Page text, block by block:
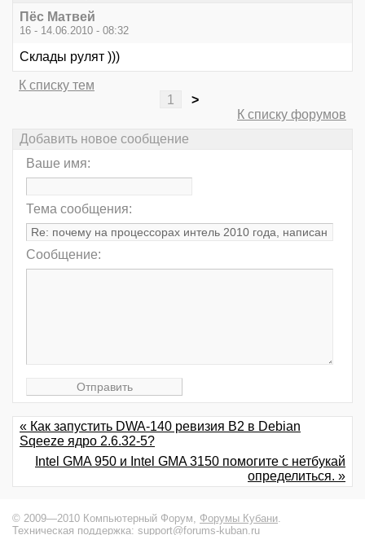
Пёс Матвей
16 - 14.06.2010 - 08:32
Склады рулят )))
К списку тем
1
>
К списку форумов
Добавить новое сообщение
Ваше имя:
Тема сообщения:
Сообщение:
« Как запустить DWA-140 ревизия B2 в Debian
Sqeeze ядро 2.6.32-5?
Intel GMA 950 и Intel GMA 3150 помогите с нетбукай
определиться. »
© 2009—2010 Компьютерный Форум, Форумы Кубани.
Техническая поддержка: support@forums-kuban.ru